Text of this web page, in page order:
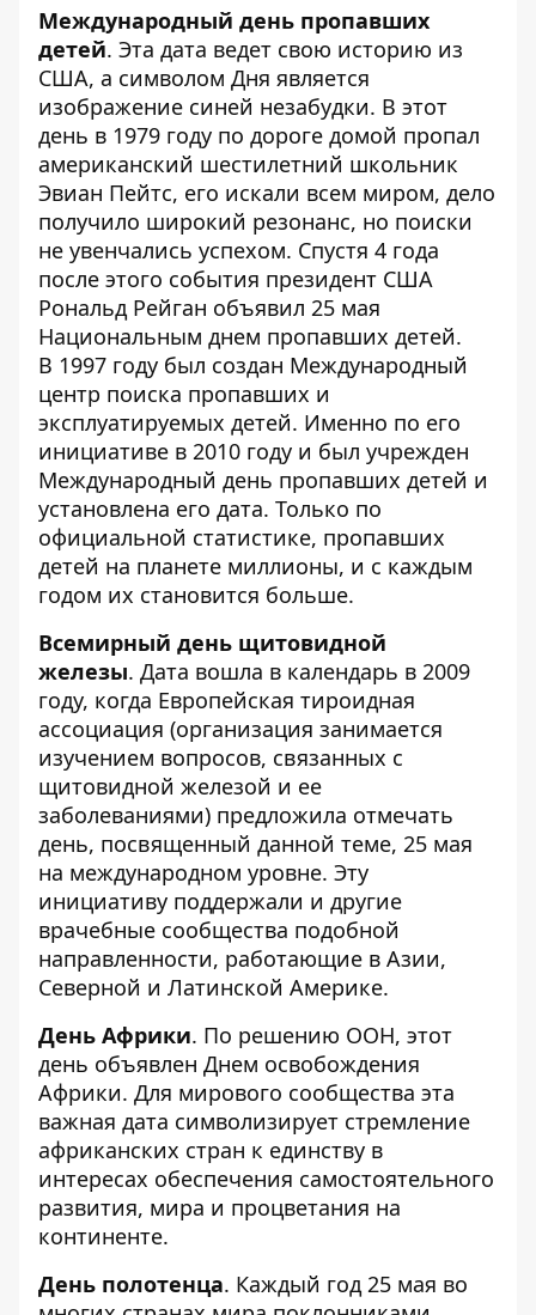
Международный день пропавших
детей. Эта дата ведет свою историю из
США, а символом Дня является
изображение синей незабудки. В этот
день в 1979 году по дороге домой пропал
американский шестилетний школьник
Эвиан Пейтс, его искали всем миром, дело
получило широкий резонанс, но поиски
не увенчались успехом. Спустя 4 года
после этого события президент США
Рональд Рейган объявил 25 мая
Национальным днем пропавших детей.
В 1997 году был создан Международный
центр поиска пропавших и
эксплуатируемых детей. Именно по его
инициативе в 2010 году и был учрежден
Международный день пропавших детей и
установлена его дата. Только по
официальной статистике, пропавших
детей на планете миллионы, и с каждым
годом их становится больше.
Всемирный день щитовидной
железы. Дата вошла в календарь в 2009
году, когда Европейская тироидная
ассоциация (организация занимается
изучением вопросов, связанных с
щитовидной железой и ее
заболеваниями) предложила отмечать
день, посвященный данной теме, 25 мая
на международном уровне. Эту
инициативу поддержали и другие
врачебные сообщества подобной
направленности, работающие в Азии,
Северной и Латинской Америке.
День Африки. По решению ООН, этот
день объявлен Днем освобождения
Африки. Для мирового сообщества эта
важная дата символизирует стремление
африканских стран к единству в
интересах обеспечения самостоятельного
развития, мира и процветания на
континенте.
День полотенца. Каждый год 25 мая во